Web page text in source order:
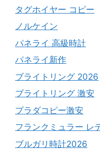
タグホイヤー コピー
ノルケイン
パネライ 高級時計
パネライ新作
ブライトリング 2026
ブライトリング 激安
プラダコピー激安
フランクミュラー レ
ブルガリ時計2026